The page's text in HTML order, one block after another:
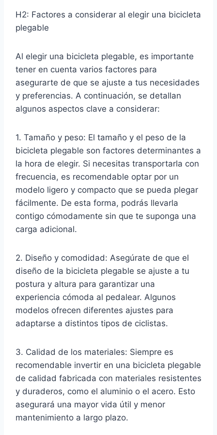
H2: Factores a considerar al elegir una bicicleta
plegable
Al elegir una bicicleta plegable, es importante
tener en cuenta varios factores para
asegurarte de que se ajuste a tus necesidades
y preferencias. A continuación, se detallan
algunos aspectos clave a considerar:
1. Tamaño y peso: El tamaño y el peso de la
bicicleta plegable son factores determinantes a
la hora de elegir. Si necesitas transportarla con
frecuencia, es recomendable optar por un
modelo ligero y compacto que se pueda plegar
fácilmente. De esta forma, podrás llevarla
contigo cómodamente sin que te suponga una
carga adicional.
2. Diseño y comodidad: Asegúrate de que el
diseño de la bicicleta plegable se ajuste a tu
postura y altura para garantizar una
experiencia cómoda al pedalear. Algunos
modelos ofrecen diferentes ajustes para
adaptarse a distintos tipos de ciclistas.
3. Calidad de los materiales: Siempre es
recomendable invertir en una bicicleta plegable
de calidad fabricada con materiales resistentes
y duraderos, como el aluminio o el acero. Esto
asegurará una mayor vida útil y menor
mantenimiento a largo plazo.